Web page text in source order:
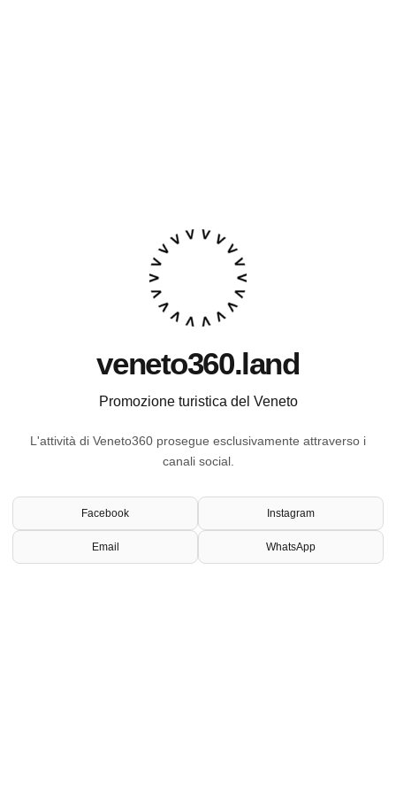
veneto360.land
Promozione turistica del Veneto
L'attività di Veneto360 prosegue esclusivamente attraverso i
canali social.
Facebook Instagram
Email WhatsApp